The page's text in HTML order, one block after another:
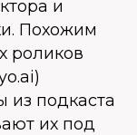
и
Похожим
роликов
подкаста
их под